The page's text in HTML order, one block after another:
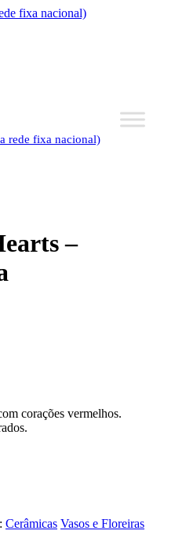
fixa nacional)
rede fixa nacional)
–
corações vermelhos.
Cerâmicas Vasos e Floreiras